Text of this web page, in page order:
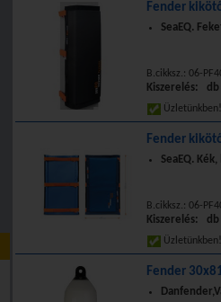
Fender
SeaEQ.
B.cikksz.: 06-
Kiszerelés: db
Fender
SeaEQ.
B.cikksz.: 06-
Kiszerelés: db
Fender